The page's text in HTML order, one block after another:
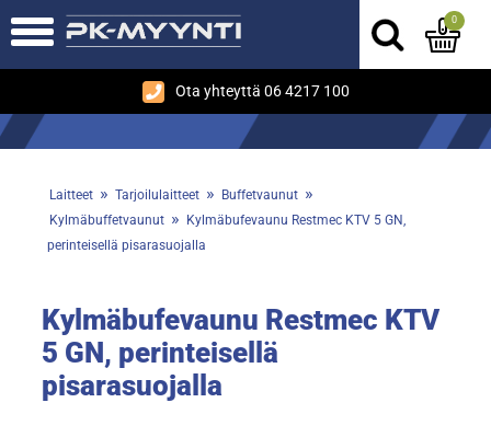
Ota yhteyttä 06 4217 100
0
Laitteet » Tarjoilulaitteet » Buffetvaunut »
Kylmäbuffetvaunut »
Kylmäbufevaunu Restmec KTV 5 GN,
perinteisellä pisarasuojalla
Kylmäbufevaunu Restmec KTV
5 GN, perinteisellä
pisarasuojalla